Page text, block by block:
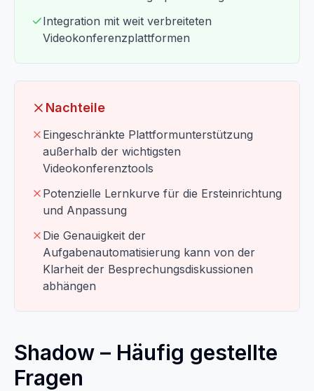
Integration mit weit verbreiteten
Videokonferenzplattformen
Nachteile
Eingeschränkte Plattformunterstützung
außerhalb der wichtigsten
Videokonferenztools
Potenzielle Lernkurve für die Ersteinrichtung
und Anpassung
Die Genauigkeit der
Aufgabenautomatisierung kann von der
Klarheit der Besprechungsdiskussionen
abhängen
Shadow – Häufig gestellte
Fragen